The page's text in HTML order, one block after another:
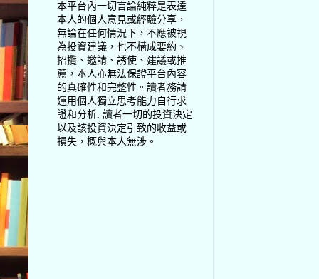
本平台內一切言論純粹是表達
本人的個人意見或經驗分享，
無論在任何情況下，不應被視
為投資建議，也不構成要約、
招攬、邀請、誘使、建議或推
薦，本人亦無法保證平台內容
的真確性和完整性。讀者務請
運用個人獨立思考能力自行求
證和分析, 讀者一切的投資決定
以及該投資決定引致的收益或
損失，概與本人無涉。